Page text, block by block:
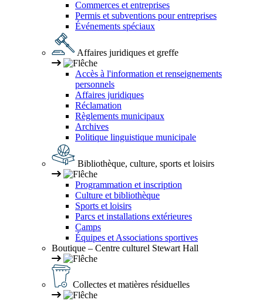
Commerces et entreprises
Permis et subventions pour entreprises
Événements spéciaux
Affaires juridiques et greffe
Accès à l'information et renseignements
personnels
Affaires juridiques
Réclamation
Règlements municipaux
Archives
Politique linguistique municipale
Bibliothèque, culture, sports et loisirs
Programmation et inscription
Culture et bibliothèque
Sports et loisirs
Parcs et installations extérieures
Camps
Équipes et Associations sportives
Boutique – Centre culturel Stewart Hall
Collectes et matières résiduelles